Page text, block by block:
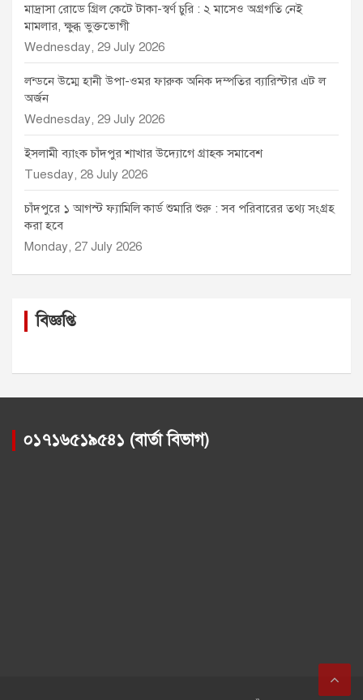
মাদ্রাসা রোডে গ্রিল কেটে টাকা-স্বর্ণ চুরি : ২ মাসেও অগ্রগতি নেই
মামলার, ক্ষুব্ধ ভুক্তভোগী
Wednesday, 29 July 2026
লন্ডনে উম্মে হানী উপা-ওমর ফারুক অনিক দম্পতির ব্যারিস্টার এট ল
অর্জন
Wednesday, 29 July 2026
ইসলামী ব্যাংক চাঁদপুর শাখার উদ্যোগে গ্রাহক সমাবেশ
Tuesday, 28 July 2026
চাঁদপুরে ১ আগস্ট ফ্যামিলি কার্ড শুমারি শুরু : সব পরিবারের তথ্য সংগ্রহ
করা হবে
Monday, 27 July 2026
বিজ্ঞপ্তি
০১৭১৬৫১৯৫৪১ (বার্তা বিভাগ)